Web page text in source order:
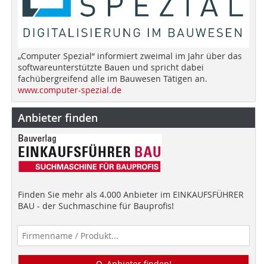
„Computer Spezial“ informiert zweimal im Jahr über das
softwareunterstützte Bauen und spricht dabei
fachübergreifend alle im Bauwesen Tätigen an.
www.computer-spezial.de
Anbieter finden
Finden Sie mehr als 4.000 Anbieter im EINKAUFSFÜHRER
BAU - der Suchmaschine für Bauprofis!